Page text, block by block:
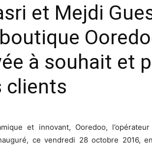
et Mejdi
à souhait et
clients
et innovant, Ooredoo,
ce vendredi 28 octobre 2016,